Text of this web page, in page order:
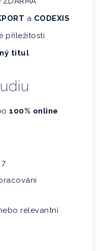
a CODEXIS
příležitosti
titul
100% online
relevantní